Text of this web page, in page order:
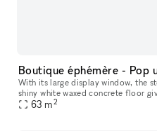
With its large display window, the
shiny white waxed concrete floor
total surface area of 63 m², the
63 m2